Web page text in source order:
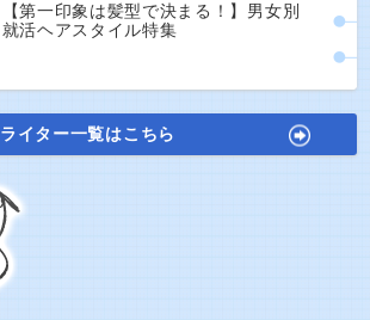
【第一印象は髪型で決まる！】男女別
就活ヘアスタイル特集
ライター一覧はこちら